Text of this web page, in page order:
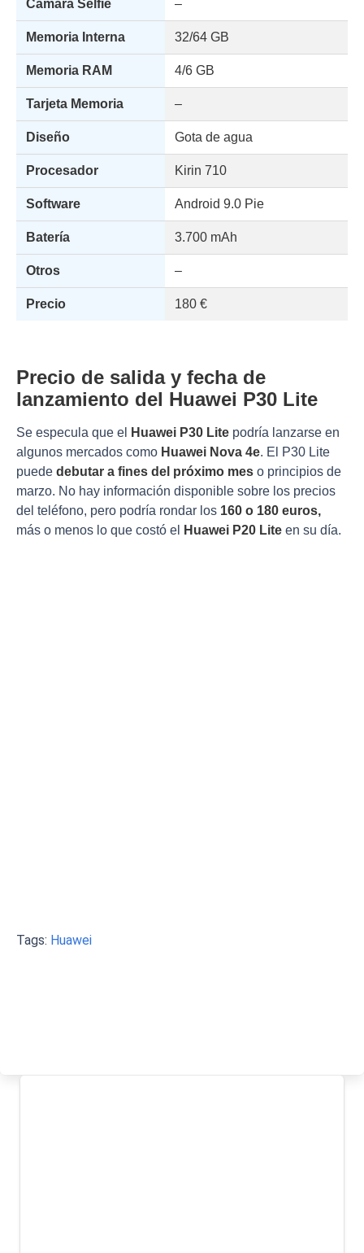
Cámara Selfie –
Memoria Interna 32/64 GB
Memoria RAM 4/6 GB
Tarjeta Memoria –
Diseño Gota de agua
Procesador Kirin 710
Software Android 9.0 Pie
Batería 3.700 mAh
Otros –
Precio 180 €
Precio de salida y fecha de
lanzamiento del Huawei P30 Lite
Se especula que el Huawei P30 Lite podría lanzarse en
algunos mercados como Huawei Nova 4e. El P30 Lite
puede debutar a fines del próximo mes o principios de
marzo. No hay información disponible sobre los precios
del teléfono, pero podría rondar los 160 o 180 euros,
más o menos lo que costó el
Huawei P20 Lite en su día.
Tags: Huawei